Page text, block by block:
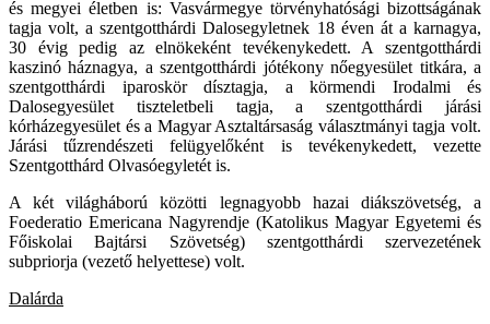
és megyei életben is: Vasvármegye törvényhatósági bizottságának
tagja volt, a szentgotthárdi Dalosegyletnek 18 éven át a karnagya,
30 évig pedig az elnökeként tevékenykedett. A szentgotthárdi
kaszinó háznagya, a szentgotthárdi jótékony nőegyesület titkára, a
szentgotthárdi iparoskör dísztagja, a körmendi Irodalmi és
Dalosegyesület tiszteletbeli tagja, a szentgotthárdi járási
kórházegyesület és a Magyar Asztaltársaság választmányi tagja volt.
Járási tűzrendészeti felügyelőként is tevékenykedett, vezette
Szentgotthárd Olvasóegyletét is.
A két világháború közötti legnagyobb hazai diákszövetség, a
Foederatio Emericana Nagyrendje (Katolikus Magyar Egyetemi és
Főiskolai Bajtársi Szövetség) szentgotthárdi szervezetének
subpriorja (vezető helyettese) volt.
Dalárda